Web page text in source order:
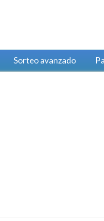
Sorteo avanzado